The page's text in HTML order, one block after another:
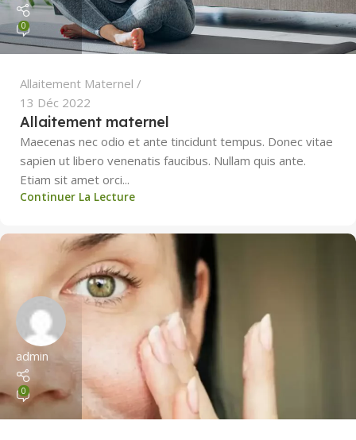
0
Allaitement Maternel
13 Déc 2022
Allaitement maternel
Maecenas nec odio et ante tincidunt tempus. Donec vitae
sapien ut libero venenatis faucibus. Nullam quis ante.
Etiam sit amet orci...
Continuer La Lecture
admin
0